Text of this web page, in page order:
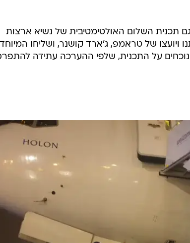
תכנית השלום האולטימטיבית של נשיא ארצות
ויועצו של טראמפ, ג'ארד קושנר, ושליחו
על התכנית, שלפי ההערכה עתידה